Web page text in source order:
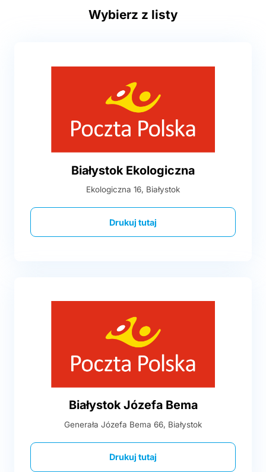
Wybierz z listy
Białystok Ekologiczna
Ekologiczna 16, Białystok
Drukuj tutaj
Białystok Józefa Bema
Generała Józefa Bema 66, Białystok
Drukuj tutaj